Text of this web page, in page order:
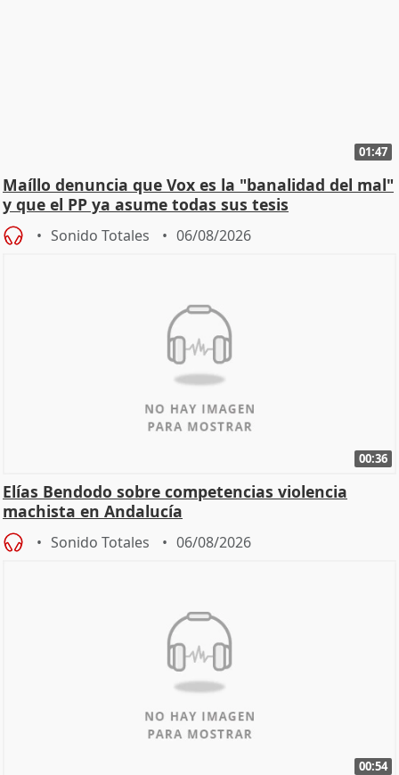
01:47
Maíllo denuncia que Vox es la "banalidad del mal"
y que el PP ya asume todas sus tesis
Sonido Totales 06/08/2026
00:36
Elías Bendodo sobre competencias violencia
machista en Andalucía
Sonido Totales 06/08/2026
00:54